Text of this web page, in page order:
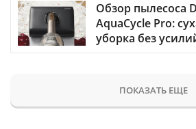
Обзор пылесоса
AquaCycle Pro:
уборка без
ПОКАЗАТЬ ЕЩЕ